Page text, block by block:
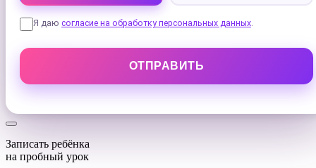
Я даю согласие на обработку персональных данных.
Записать ребёнка
на пробный урок